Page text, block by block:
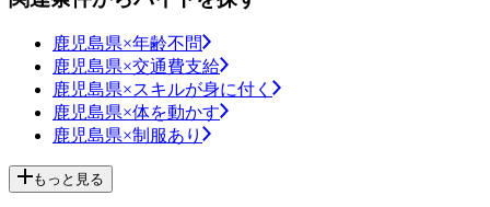
鹿児島県×年齢不問
鹿児島県×交通費支給
鹿児島県×スキルが身に付く
鹿児島県×体を動かす
鹿児島県×制服あり
もっと見る